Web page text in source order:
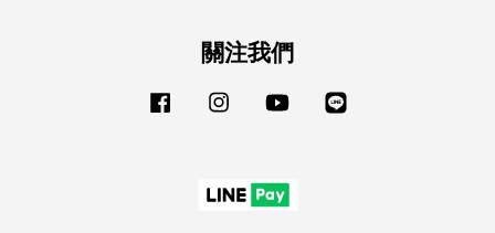
關注我們
Facebook Instagram YouTube